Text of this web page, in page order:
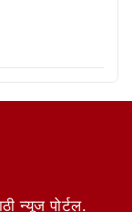
न्यूज पोर्टल.